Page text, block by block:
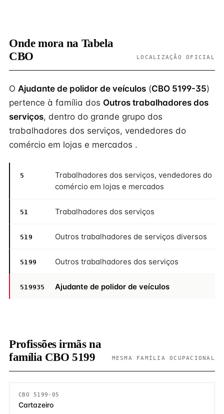
Onde mora na Tabela
CBO
LOCALIZAÇÃO OFICIAL
O Ajudante de polidor de veículos (CBO 5199-35)
pertence à família dos Outros trabalhadores dos
serviços, dentro do grande grupo dos
trabalhadores dos serviços, vendedores do
comércio em lojas e mercados .
5
Trabalhadores dos serviços, vendedores do
comércio em lojas e mercados
51 Trabalhadores dos serviços
519 Outros trabalhadores de serviços diversos
5199 Outros trabalhadores dos serviços
519935 Ajudante de polidor de veículos
Profissões irmãs na
família CBO 5199
MESMA FAMÍLIA OCUPACIONAL
CBO 5199-05
Cartazeiro